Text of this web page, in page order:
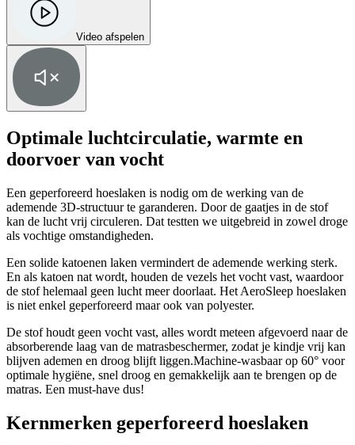
Video afspelen
Optimale luchtcirculatie, warmte en
doorvoer van vocht
Een geperforeerd hoeslaken is nodig om de werking van de
ademende 3D-structuur te garanderen. Door de gaatjes in de stof
kan de lucht vrij circuleren. Dat testten we uitgebreid in zowel droge
als vochtige omstandigheden.
Een solide katoenen laken vermindert de ademende werking sterk.
En als katoen nat wordt, houden de vezels het vocht vast, waardoor
de stof helemaal geen lucht meer doorlaat. Het AeroSleep hoeslaken
is niet enkel geperforeerd maar ook van polyester.
De stof houdt geen vocht vast, alles wordt meteen afgevoerd naar de
absorberende laag van de matrasbeschermer, zodat je kindje vrij kan
blijven ademen en droog blijft liggen.Machine-wasbaar op 60° voor
optimale hygiëne, snel droog en gemakkelijk aan te brengen op de
matras. Een must-have dus!
Kernmerken geperforeerd hoeslaken